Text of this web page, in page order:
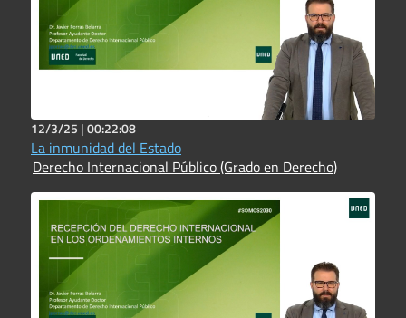
12/3/25 |00:22:08
La inmunidad del Estado
Derecho Internacional Público (Grado en Derecho)